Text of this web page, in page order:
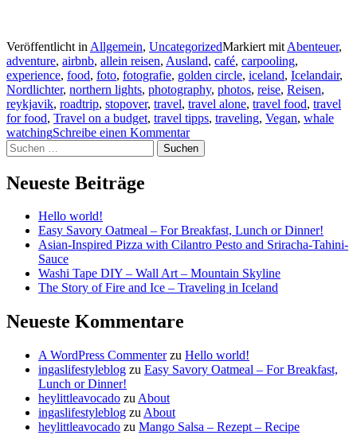
Veröffentlicht in Allgemein, UncategorizedMarkiert mit Abenteuer,
adventure, airbnb, allein reisen, Ausland, café, carpooling,
experience, food, foto, fotografie, golden circle, iceland, Icelandair,
Nordlichter, northern lights, photography, photos, reise, Reisen,
reykjavik, roadtrip, stopover, travel, travel alone, travel food, travel
for food, Travel on a budget, travel tipps, traveling, Vegan, whale
watchingSchreibe einen Kommentar
Suchen
nach:
Neueste Beiträge
Hello world!
Easy Savory Oatmeal – For Breakfast, Lunch or Dinner!
Asian-Inspired Pizza with Cilantro Pesto and Sriracha-Tahini-
Sauce
Washi Tape DIY – Wall Art – Mountain Skyline
The Story of Fire and Ice – Traveling in Iceland
Neueste Kommentare
A WordPress Commenterzu Hello world!
ingaslifestyleblog zu Easy Savory Oatmeal – For Breakfast,
Lunch or Dinner!
heylittleavocado zu About
ingaslifestyleblog zu About
heylittleavocado zu Mango Salsa – Rezept – Recipe